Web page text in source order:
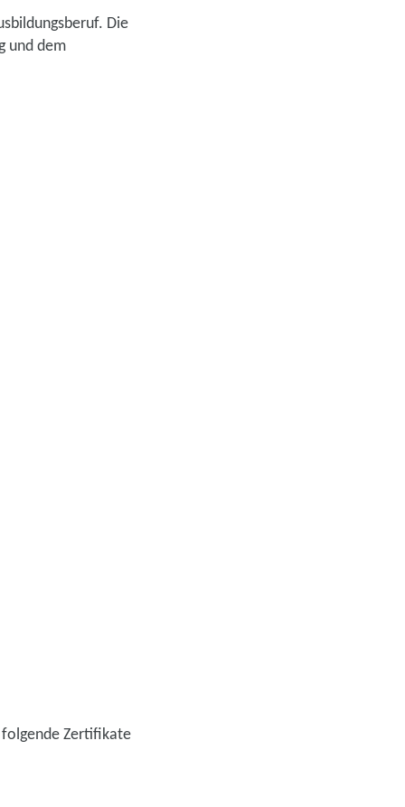
Die
und dem
folgende Zertifikate